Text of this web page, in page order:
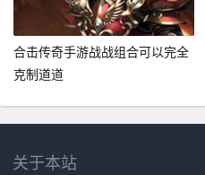
合击传奇手游战战组合可以完全
克制道道
关于本站